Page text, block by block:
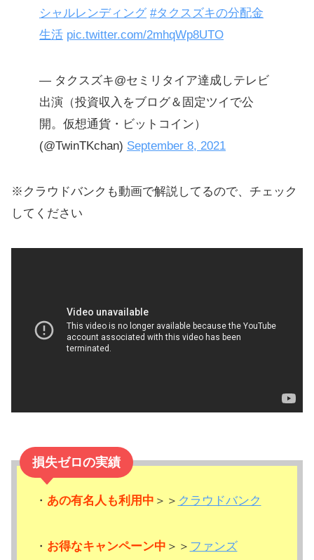
シャルレンディング #タクスズキの分配金
生活 pic.twitter.com/2mhqWp8UTO
— タクスズキ@セミリタイア達成しテレビ
出演（投資収入をブログ＆固定ツイで公
開。仮想通貨・ビットコイン）
(@TwinTKchan) September 8, 2021
※クラウドバンクも動画で解説してるので、チェック
してください
損失ゼロの実績
・ あの有名人も利用中 ＞＞ クラウドバンク
・ お得なキャンペーン中 ＞＞ ファンズ